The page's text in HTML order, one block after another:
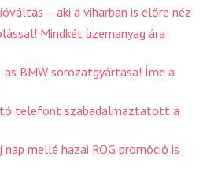
– aki a viharban is előre néz
Mindkét üzemanyag ára
BMW sorozatgyártása! Íme a
telefont szabadalmaztatott a
nap mellé hazai ROG promóció is